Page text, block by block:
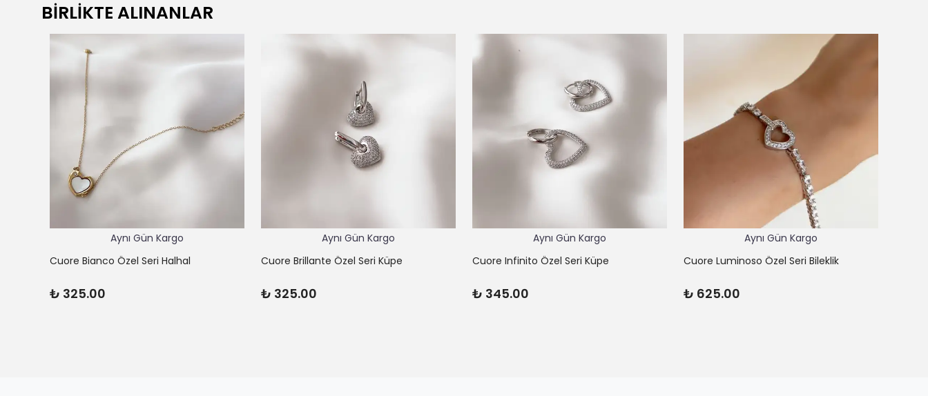
BİRLİKTE ALINANLAR
Aynı Gün Kargo
Cuore Bianco Özel Seri Halhal
₺ 325.00
Aynı Gün Kargo
Cuore Brillante Özel Seri Küpe
₺ 325.00
Aynı Gün Kargo
Cuore Infinito Özel Seri Küpe
₺ 345.00
Aynı Gün Kargo
Cuore Luminoso Özel Seri Bileklik
₺ 625.00